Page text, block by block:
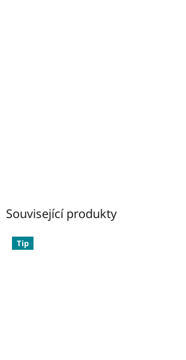
Související produkty
Tip